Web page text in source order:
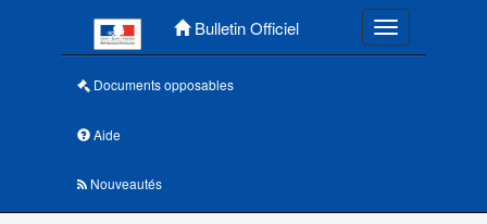
Bulletin Officiel Toggle
Documents opposables
Aide
Nouveautés